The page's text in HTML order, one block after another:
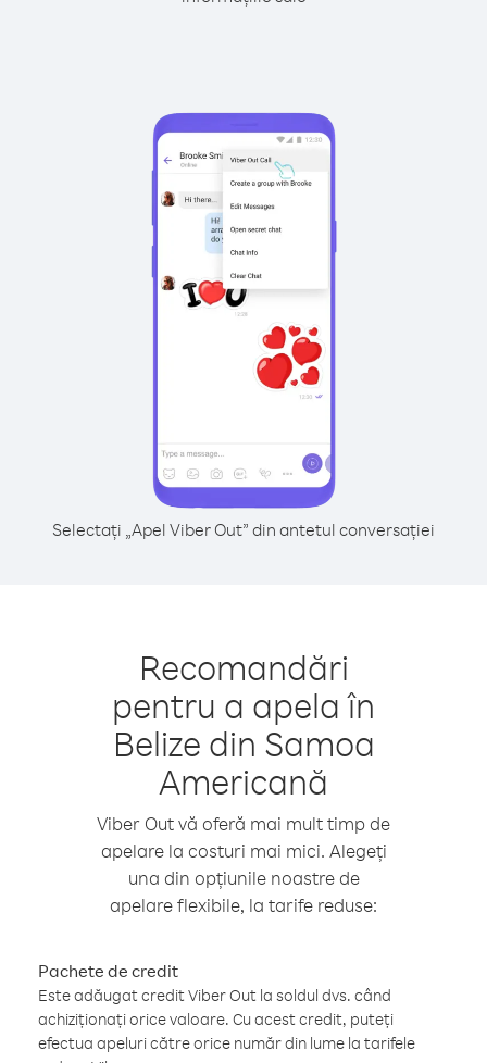
Selectați „Apel Viber Out” din antetul conversației
Recomandări
pentru a apela în
Belize din Samoa
Americană
Viber Out vă oferă mai mult timp de
apelare la costuri mai mici. Alegeți
una din opțiunile noastre de
apelare flexibile, la tarife reduse:
Pachete de credit
Este adăugat credit Viber Out la soldul dvs. când
achiziționați orice valoare. Cu acest credit, puteți
efectua apeluri către orice număr din lume la tarifele